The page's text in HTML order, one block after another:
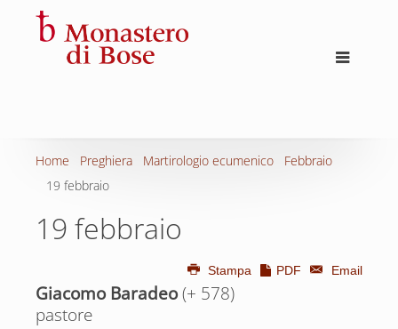
Home Preghiera Martirologio ecumenico
Febbraio
19 febbraio
19 febbraio
Stampa PDF Email
Giacomo Baradeo(+ 578)
pastore